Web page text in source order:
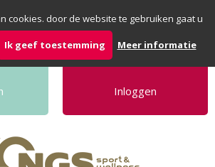
cookies. door de website te gebruiken gaat u
Ik geef toestemming Meer informatie
Inloggen